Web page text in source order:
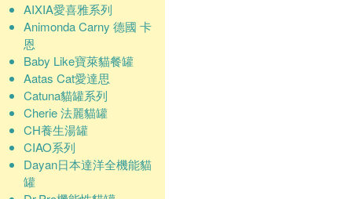
AIXIA愛喜雅系列
Animonda Carny 德國 卡
恩
Baby Like寶萊貓餐罐
Aatas Cat愛達思
Catuna貓罐系列
Cherie 法麗貓罐
CH養生湯罐
CIAO系列
Dayan日本達洋全機能貓
罐